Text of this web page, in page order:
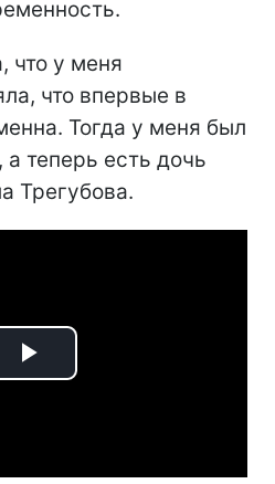
что у меня
что впервые в
Тогда у меня был
теперь есть дочь
Трегубова.
Play